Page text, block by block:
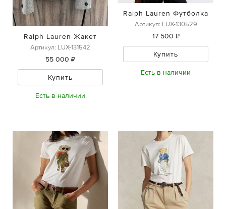
Ralph Lauren Жакет
Артикул: LUX-131542
55 000 ₽
Купить
Есть в наличии
Ralph Lauren Футболка
Артикул: LUX-130529
17 500 ₽
Купить
Есть в наличии